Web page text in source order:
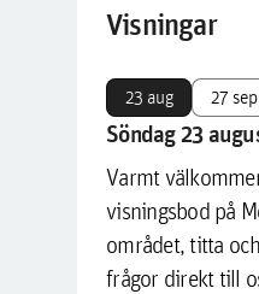
Visningar
23 aug 27 sep
Söndag 23
Varmt
visningsbod på
området, titta
frågor direkt till